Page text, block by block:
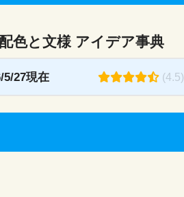
色と文様 アイデア事典
27現在 (4.5)